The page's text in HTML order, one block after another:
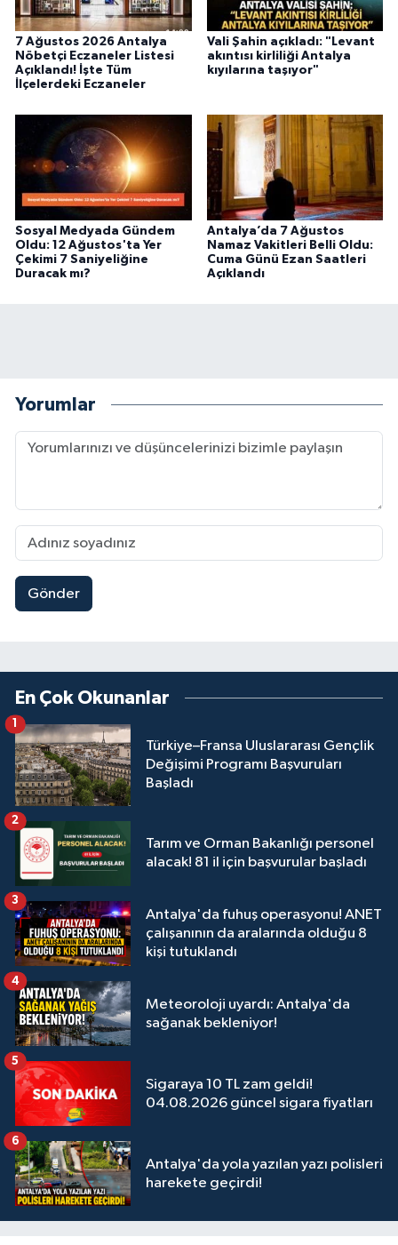
7 Ağustos 2026 Antalya
Nöbetçi Eczaneler Listesi
Açıklandı! İşte Tüm
İlçelerdeki Eczaneler
Vali Şahin açıkladı: "Levant
akıntısı kirliliği Antalya
kıyılarına taşıyor"
Sosyal Medyada Gündem
Oldu: 12 Ağustos'ta Yer
Çekimi 7 Saniyeliğine
Duracak mı?
Antalya’da 7 Ağustos
Namaz Vakitleri Belli Oldu:
Cuma Günü Ezan Saatleri
Açıklandı
Yorumlar
Gönder
En Çok Okunanlar
Türkiye–Fransa Uluslararası Gençlik
Değişimi Programı Başvuruları
Başladı
1
Tarım ve Orman Bakanlığı personel
alacak! 81 il için başvurular başladı
2
Antalya'da fuhuş operasyonu! ANET
çalışanının da aralarında olduğu 8
kişi tutuklandı
3
Meteoroloji uyardı: Antalya'da
sağanak bekleniyor!
4
Sigaraya 10 TL zam geldi!
04.08.2026 güncel sigara fiyatları
5
Antalya'da yola yazılan yazı polisleri
harekete geçirdi!
6